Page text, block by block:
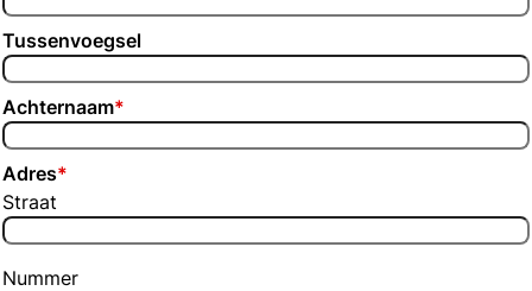
Tussenvoegsel
Achternaam*
Adres*
Straat
Nummer